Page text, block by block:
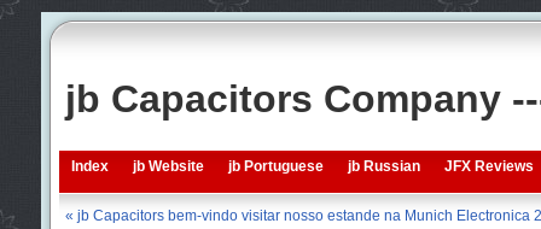
jb Capacitors Company
Index jb Website jb Portuguese jb Russian JFX Reviews
« jb Capacitors bem-vindo visitar nosso estande na Munich Electronica